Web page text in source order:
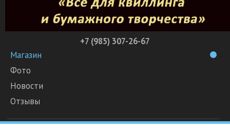
+7 (985) 307-26-67
Магазин
Фото
Новости
Отзывы